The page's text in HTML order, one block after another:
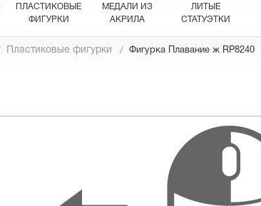
ПЛАСТИКОВЫЕ
ФИГУРКИ
МЕДАЛИ ИЗ
АКРИЛА
ЛИТЫЕ
СТАТУЭТКИ
Пластиковые фигурки Фигурка Плавание ж RP8240